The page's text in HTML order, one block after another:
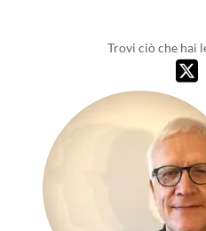
Trovi ciò che hai